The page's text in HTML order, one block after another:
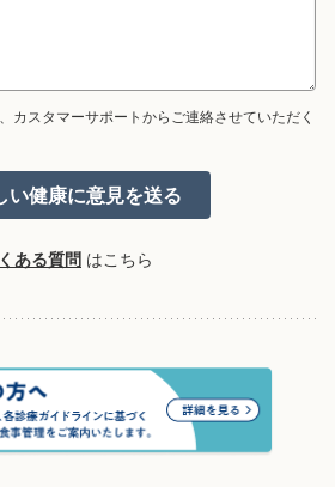
カスタマーサポートからご連絡させていただく
ある質問 はこちら